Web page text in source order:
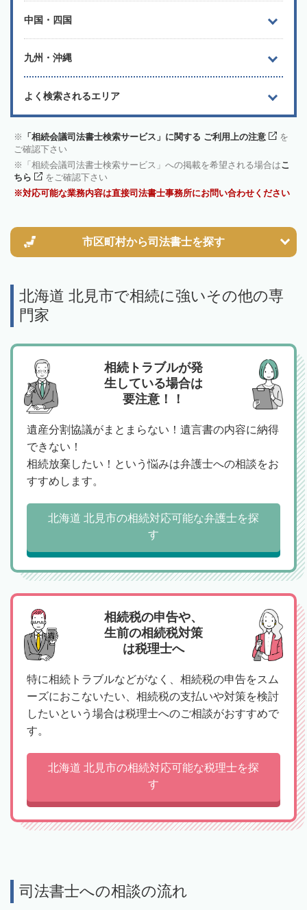
中国・四国
九州・沖縄
よく検索されるエリア
「相続会議司法書士検索サービス」に関する ご利用上の注意
を
ご確認下さい
「相続会議司法書士検索サービス」への掲載を希望される場合はこ
ちら
をご確認下さい
対応可能な業務内容は直接司法書士事務所にお問い合わせください
市区町村から司法書士を探す
北海道 北見市で相続に強いその他の専
門家
相続トラブルが発
生している場合は
要注意！！
遺産分割協議がまとまらない！遺言書の内容に納得
できない！
相続放棄したい！という悩みは弁護士への相談をお
すすめします。
北海道 北見市の相続対応可能な弁護士を探
す
相続税の申告や、
生前の相続税対策
は税理士へ
特に相続トラブルなどがなく、相続税の申告をスム
ーズにおこないたい、相続税の支払いや対策を検討
したいという場合は税理士へのご相談がおすすめで
す。
北海道 北見市の相続対応可能な税理士を探
す
司法書士への相談の流れ